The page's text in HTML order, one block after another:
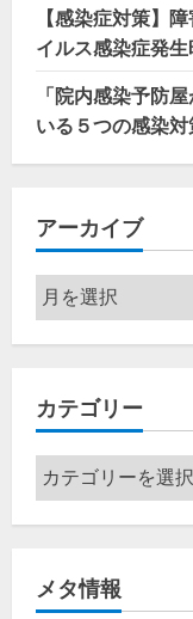
【感染症対策】
イルス感染症発
「院内感染予防
いる５つの感染対
アーカイブ
ア
ー
カ
ブ
カテゴリー
カ
テ
ゴ
ー
メタ情報